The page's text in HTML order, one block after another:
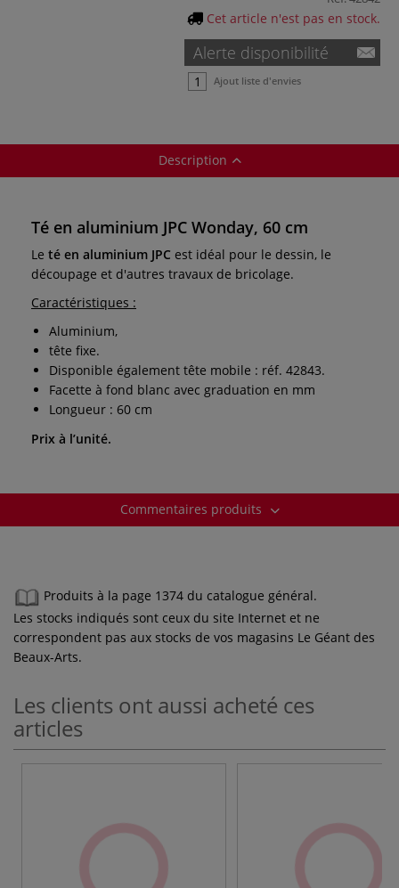
Cet article n'est pas en stock.
Alerte disponibilité
Ajout liste d'envies
Description
Té en aluminium JPC Wonday, 60 cm
Le té en aluminium JPC est idéal pour le dessin, le
découpage et d'autres travaux de bricolage.
Caractéristiques :
Aluminium,
tête fixe.
Disponible également tête mobile : réf. 42843.
Facette à fond blanc avec graduation en mm
Longueur : 60 cm
Prix à l’unité.
Commentaires produits
Produits à la page 1374 du catalogue général.
Les stocks indiqués sont ceux du site Internet et ne
correspondent pas aux stocks de vos magasins Le Géant des
Beaux-Arts.
Les clients ont aussi acheté ces
articles